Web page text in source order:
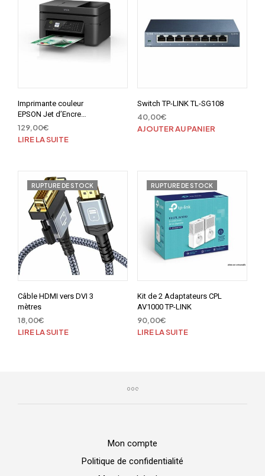
Imprimante couleur
EPSON Jet d’Encre
Multifonction WF-
2845DWF
129,00€
LIRE LA SUITE
Switch TP-LINK TL-SG108
40,00€
AJOUTER AU PANIER
RUPTURE DE STOCK
Câble HDMI vers DVI 3
mètres
18,00€
LIRE LA SUITE
RUPTURE DE STOCK
Kit de 2 Adaptateurs CPL
AV1000 TP-LINK
90,00€
LIRE LA SUITE
Mon compte
Politique de confidentialité